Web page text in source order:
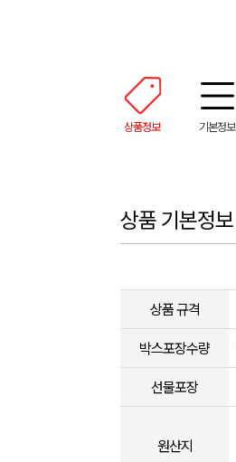
상품정보 기본정보
상품 기본정보
상품 규격
박스포장수량
선물포장
원산지